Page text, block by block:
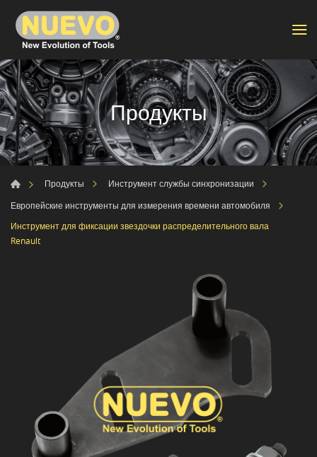
Продукты
Продукты
Инструмент службы синхронизации
Европейские инструменты для измерения времени автомобиля
Инструмент для фиксации звездочки распределительного вала
Renault